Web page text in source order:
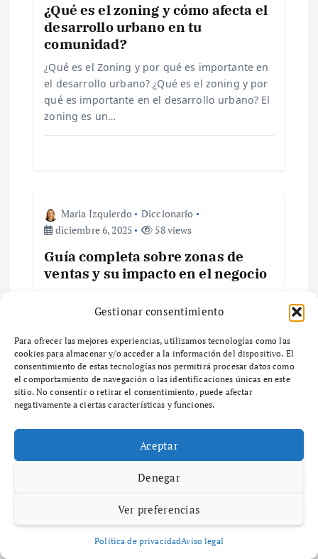
Gestionar consentimiento
Para ofrecer las mejores experiencias, utilizamos tecnologías como las
cookies para almacenar y/o acceder a la información del dispositivo. El
consentimiento de estas tecnologías nos permitirá procesar datos como
el comportamiento de navegación o las identificaciones únicas en este
sitio. No consentir o retirar el consentimiento, puede afectar
negativamente a ciertas características y funciones.
Aceptar
Denegar
Ver preferencias
Política de privacidadAviso legal
s
¿Qué es el zoning y cómo afecta el
desarrollo urbano en tu
comunidad?
¿Qué es el Zoning y por qué es importante en
el desarrollo urbano? ¿Qué es el zoning y por
qué es importante en el desarrollo urbano? El
zoning es un…
Maria Izquierdo
Diccionario
diciembre 6, 2025
58 views
Guía completa sobre zonas de
ventas y su impacto en el negocio
importantes para tu negocio? ¿Qué son las
para tu negocio? Las zonas…
Deja una respuesta
Tu dirección de correo electrónico no será publicada.
Comentario*